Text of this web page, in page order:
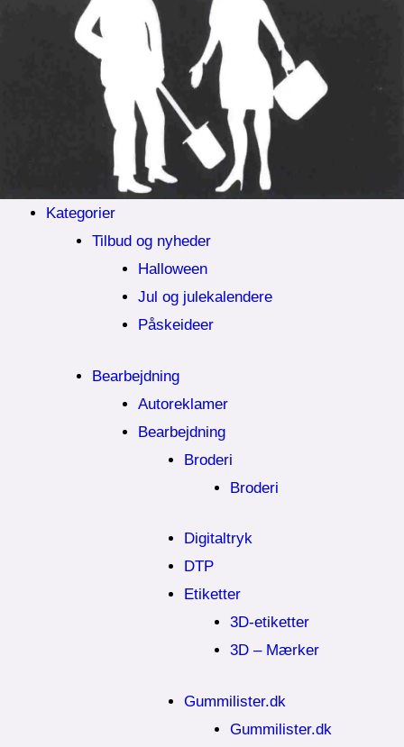
Kategorier
Tilbud og nyheder
Halloween
Jul og julekalendere
Påskeideer
Bearbejdning
Autoreklamer
Bearbejdning
Broderi
Broderi
Digitaltryk
DTP
Etiketter
3D-etiketter
3D – Mærker
Gummilister.dk
Gummilister.dk